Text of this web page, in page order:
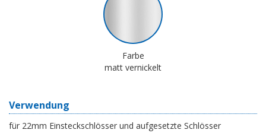
Farbe
matt vernickelt
Verwendung
für 22mm Einsteckschlösser und aufgesetzte Schlösser